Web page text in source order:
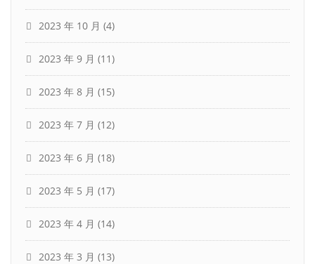
2023 年 10 月 (4)
2023 年 9 月 (11)
2023 年 8 月 (15)
2023 年 7 月 (12)
2023 年 6 月 (18)
2023 年 5 月 (17)
2023 年 4 月 (14)
2023 年 3 月 (13)